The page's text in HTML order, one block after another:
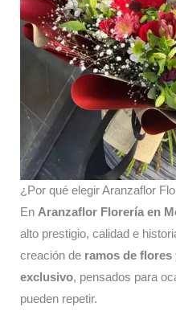
¿Por qué elegir Aranzaflor
En Aranzaflor Florería en
alto prestigio, calidad e
creación de ramos de
exclusivo, pensados para
pueden repetir.